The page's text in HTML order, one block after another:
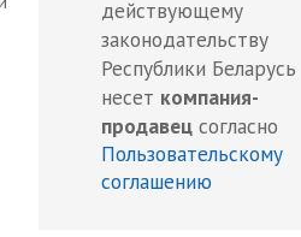
действующему
законодательству
Республики Беларусь
несет компания-
продавец согласно
Пользовательскому
соглашению